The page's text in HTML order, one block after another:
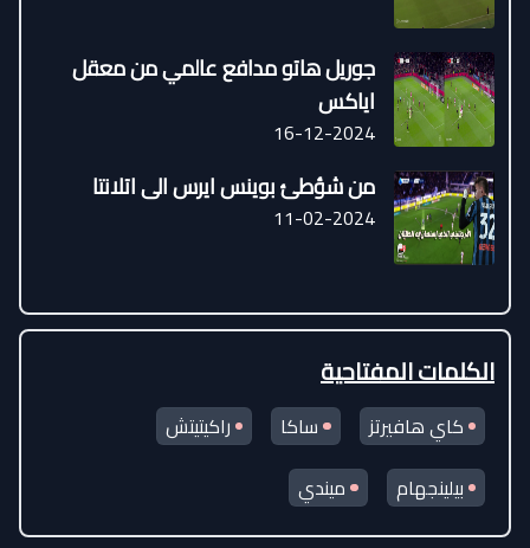
جوريل هاتو مدافع عالمي من معقل
اياكس
16-12-2024
من شؤطئ بوينس ايرس الى اتلانتا
11-02-2024
الكلمات المفتاحية
كاي هافيرتز ساكا
راكيتيتش
بيلينجهام
ميندي